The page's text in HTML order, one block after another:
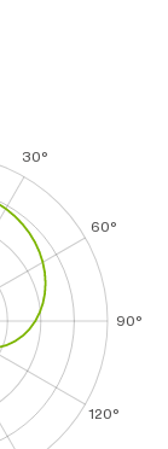
30°
60°
90°
120°